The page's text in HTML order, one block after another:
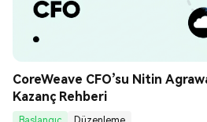
CoreWeave CFO’su Nitin
Kazanç Rehberi